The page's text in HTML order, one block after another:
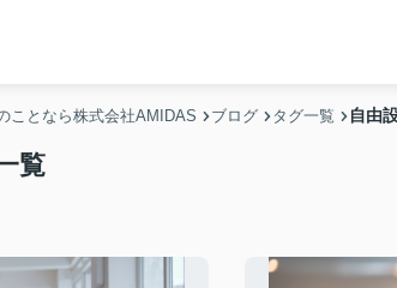
ことなら株式会社AMIDAS ブログ タグ一覧 自由
覧